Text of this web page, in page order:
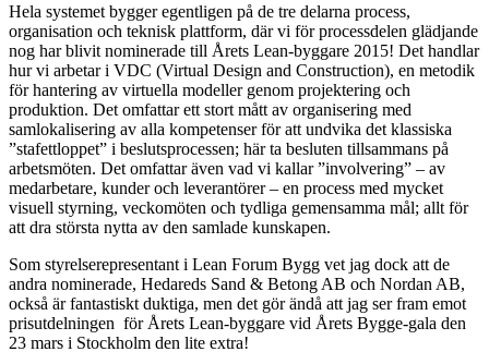
Hela systemet bygger egentligen på de tre delarna process,
organisation och teknisk plattform, där vi för processdelen glädjande
nog har blivit nominerade till Årets Lean-byggare 2015! Det handlar
hur vi arbetar i VDC (Virtual Design and Construction), en metodik
för hantering av virtuella modeller genom projektering och
produktion. Det omfattar ett stort mått av organisering med
samlokalisering av alla kompetenser för att undvika det klassiska
”stafettloppet” i beslutsprocessen; här ta besluten tillsammans på
arbetsmöten. Det omfattar även vad vi kallar ”involvering” – av
medarbetare, kunder och leverantörer – en process med mycket
visuell styrning, veckomöten och tydliga gemensamma mål; allt för
att dra största nytta av den samlade kunskapen.
Som styrelserepresentant i Lean Forum Bygg vet jag dock att de
andra nominerade, Hedareds Sand & Betong AB och Nordan AB,
också är fantastiskt duktiga, men det gör ändå att jag ser fram emot
prisutdelningen för Årets Lean-byggare vid Årets Bygge-gala den
23 mars i Stockholm den lite extra!